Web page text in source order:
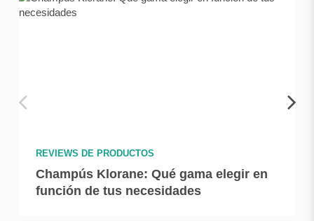
REVIEWS DE PRODUCTOS
Champús Klorane: Qué gama elegir en
función de tus necesidades